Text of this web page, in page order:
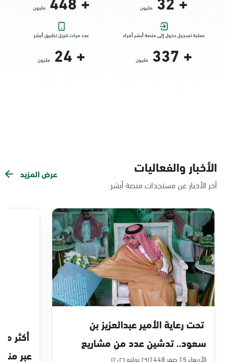
التوجه للموقع
الدمام, الدمام - الشاطئ مول
الأحد - الخميس (08:00-14:30)
الدمام, الدمام - لولو مول
الأحد - الخميس (08:00-14:30)
الدمام, الدمام - بنده حي أحد
الأحد - الخميس (08:00-14:30)
التوجه للموقع
الدمام, الدمام - الغرفة التجارية
التوجه للموقع
مليون مليون
عملية تسجيل دخول إلى منصة أبشر أفراد
+
337 مليون
عدد مرات تنزيل تطبيق أبشر
+
24 مليون
الأخبار والفعاليات
آخر الأخبار عن مستجدات منصة أبشر
عرض المزيد
تحت رعاية الأمير عبدالعزيز بن
سعود.. تدشين عدد من مشاريع
الأربعاء 15 صفر 1448
(٢٩ يوليو ٢٠٢٦)
عبر